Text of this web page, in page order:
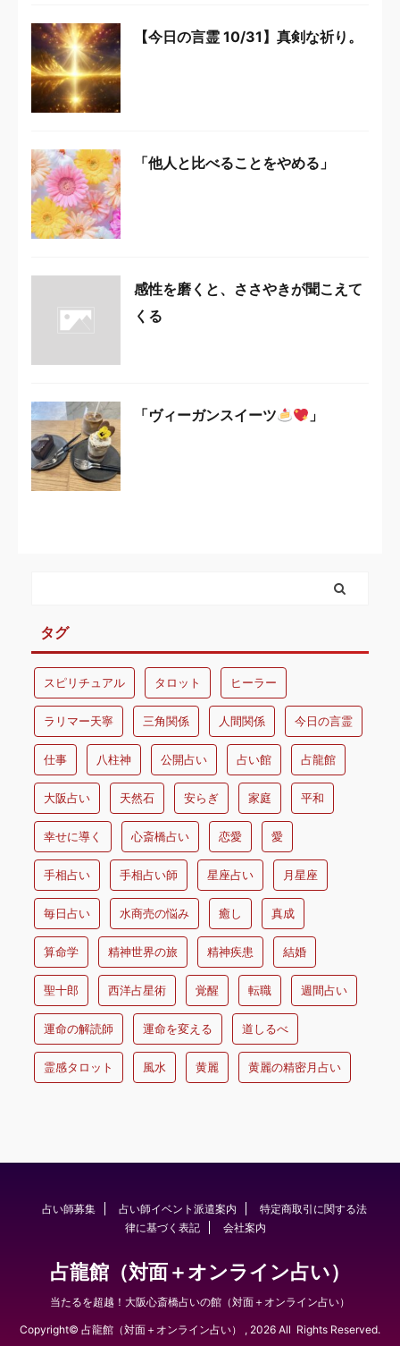
【今日の言霊 10/31】真剣な祈り。
「他人と比べることをやめる」
感性を磨くと、ささやきが聞こえて
くる
「ヴィーガンスイーツ 」
タグ
スピリチュアル タロット ヒーラー
ラリマー天寧 三角関係 人間関係 今日の言霊
仕事 八柱神 公開占い 占い館 占龍館
大阪占い 天然石 安らぎ 家庭 平和
幸せに導く 心斎橋占い 恋愛 愛
手相占い 手相占い師 星座占い 月星座
毎日占い 水商売の悩み 癒し 真成
算命学 精神世界の旅 精神疾患 結婚
聖十郎 西洋占星術 覚醒 転職 週間占い
運命の解読師 運命を変える 道しるべ
霊感タロット 風水 黄麗 黄麗の精密月占い
占い師募集 占い師イベント派遣案内
特定商取引に関する法
律に基づく表記
会社案内
占龍館（対面＋オンライン占い）
当たるを超越！大阪心斎橋占いの館（対面＋オンライン占い）
Copyright© 占龍館（対面＋オンライン占い） , 2026 All Rights Reserved.